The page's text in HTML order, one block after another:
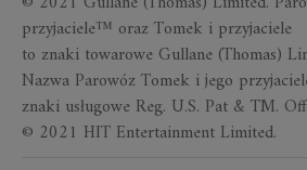
przyjaciele™ oraz Tomek i przyjaciele
to znaki towarowe Gullane (Thomas)
Nazwa Parowóz Tomek i jego
znaki usługowe Reg. U.S. Pat & TM.
© 2021 HIT Entertainment Limited.